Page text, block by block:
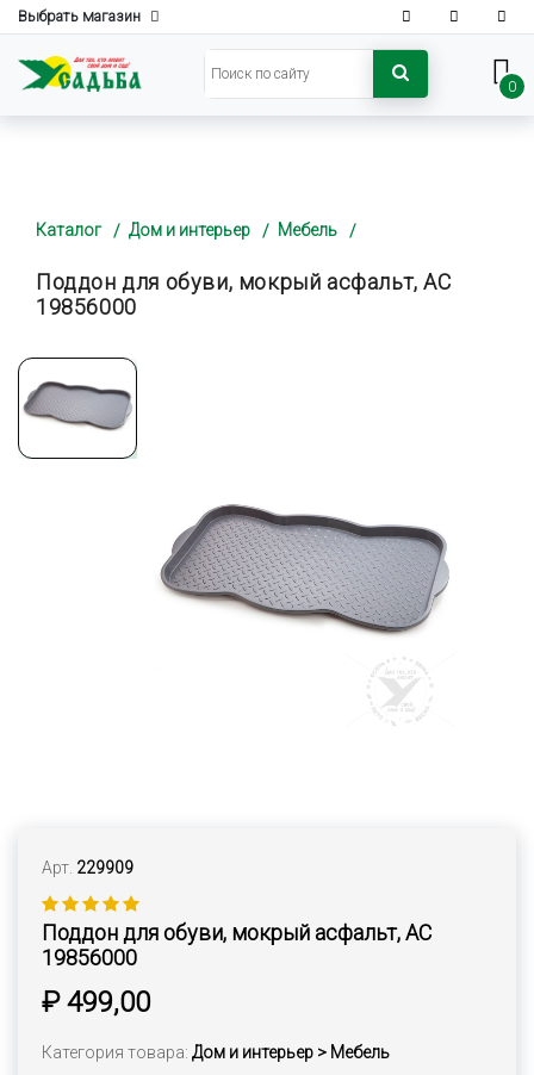
Выбрать магазин
0
Каталог Дом и интерьер Мебель
Поддон для обуви, мокрый асфальт, АС
19856000
Арт. 229909
Поддон для обуви, мокрый асфальт, АС
19856000
₽ 499,00
Категория товара: Дом и интерьер > Мебель